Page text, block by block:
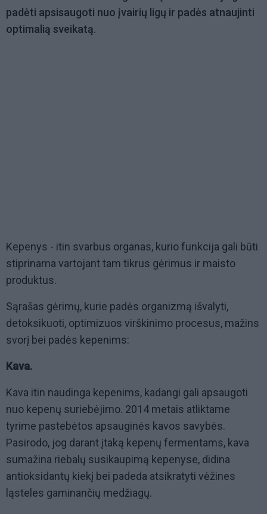
padėti apsisaugoti nuo įvairių ligų ir padės atnaujinti
optimalią sveikatą.
Kepenys - itin svarbus organas, kurio funkcija gali būti
stiprinama vartojant tam tikrus gėrimus ir maisto
produktus.
Sąrašas gėrimų, kurie padės organizmą išvalyti,
detoksikuoti, optimizuos virškinimo procesus, mažins
svorį bei padės kepenims:
Kava.
Kava itin naudinga kepenims, kadangi gali apsaugoti
nuo kepenų suriebėjimo. 2014metais atliktame
tyrime pastebėtos apsauginės kavos savybės.
Pasirodo, jog darant įtaką kepenų fermentams, kava
sumažina riebalų susikaupimą kepenyse, didina
antioksidantų kiekį bei padeda atsikratyti vėžines
ląsteles gaminančių medžiagų.